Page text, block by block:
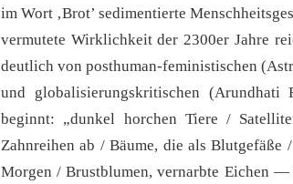
im Wort ‚Brot’ sedimentierte
vermutete Wirklichkeit der 2300er Jahre
deutlich von posthuman-feministischen
und globalisierungskritischen (Arundhati
beginnt: „dunkel horchen Tiere /
Zahnreihen ab / Bäume, die als
Morgen / Brustblumen, vernarbte Eichen